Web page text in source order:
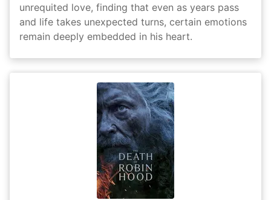
unrequited love, finding that even as years pass
and life takes unexpected turns, certain emotions
remain deeply embedded in his heart.